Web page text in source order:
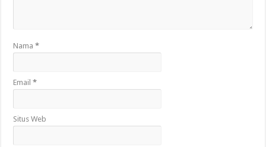
Nama*
Email*
Situs Web